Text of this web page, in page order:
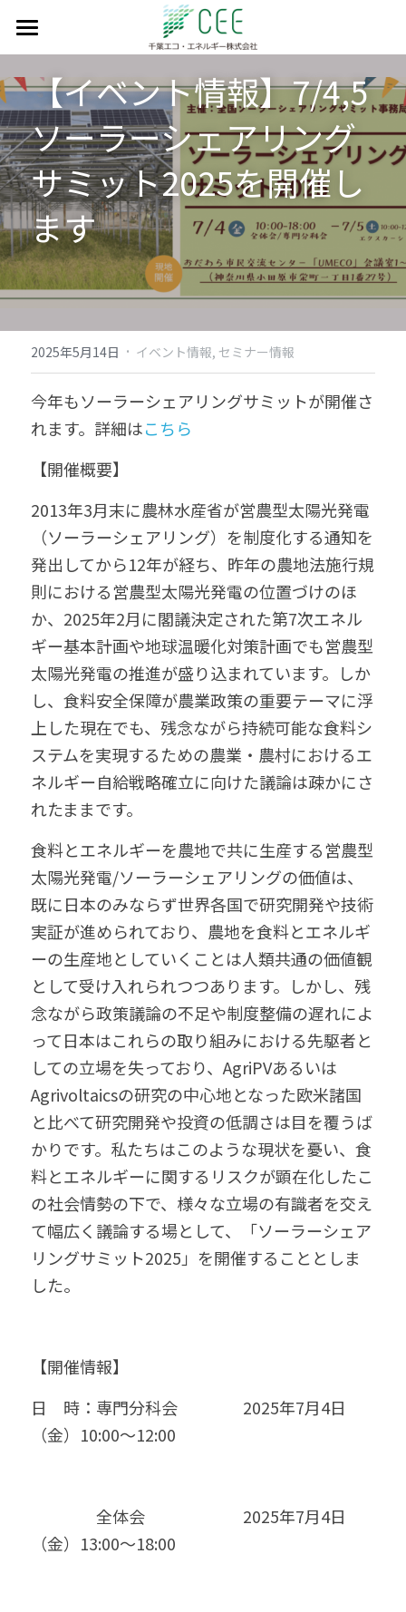
私たちのミッション
事業実績
会社情報
代表紹介
会社概要
会社沿革
設備見学会予約
採用情報
お問い合わせ
日本語
English
【イベント情報】7/4,5
ソーラーシェアリング
サミット2025を開催し
ます
2025年5月14日 · イベント情報, セミナー情報
今年もソーラーシェアリングサミットが開催さ
れます。 詳細はこちら
【開催概要】
2013年3月末に農林水産省が営農型太陽光発電
（ソーラーシェアリング）を制度化する通知を
発出してから12年が経ち、昨年の農地法施行規
則における営農型太陽光発電の位置づけのほ
か、2025年2月に閣議決定された第7次エネル
ギー基本計画や地球温暖化対策計画でも営農型
太陽光発電の推進が盛り込まれています。しか
し、食料安全保障が農業政策の重要テーマに浮
上した現在でも、残念ながら持続可能な食料シ
ステムを実現するための農業・農村におけるエ
ネルギー自給戦略確立に向けた議論は疎かにさ
れたままです。
食料とエネルギーを農地で共に生産する営農型
太陽光発電/ソーラーシェアリングの価値は、
既に日本のみならず世界各国で研究開発や技術
実証が進められており、農地を食料とエネルギ
ーの生産地としていくことは人類共通の価値観
として受け入れられつつあります。しかし、残
念ながら政策議論の不足や制度整備の遅れによ
って日本はこれらの取り組みにおける先駆者と
しての立場を失っており、AgriPVあるいは
Agrivoltaicsの研究の中心地となった欧米諸国
と比べて研究開発や投資の低調さは目を覆うば
かりです。私たちはこのような現状を憂い、食
料とエネルギーに関するリスクが顕在化したこ
の社会情勢の下で、様々な立場の有識者を交え
て幅広く議論する場として、「ソーラーシェア
リングサミット2025」を開催することとしま
した。
【開催情報】
日　時：専門分科会　　　　2025年7月4日
（金）10:00～12:00
全体会　　　　　　2025年7月4日
（金）13:00～18:00